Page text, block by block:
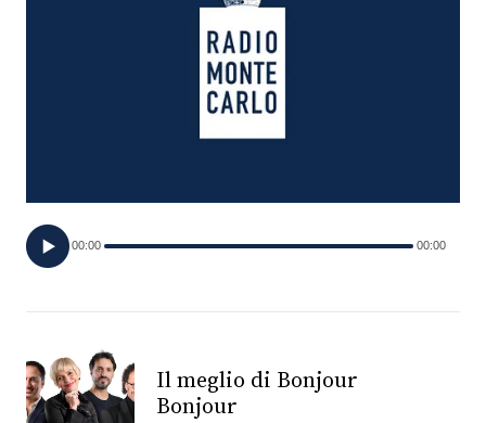
TV
PRINCIPATO
MONACO
RMC
CONSIGLIA
00:00 00:00
Il meglio di Bonjour
Bonjour